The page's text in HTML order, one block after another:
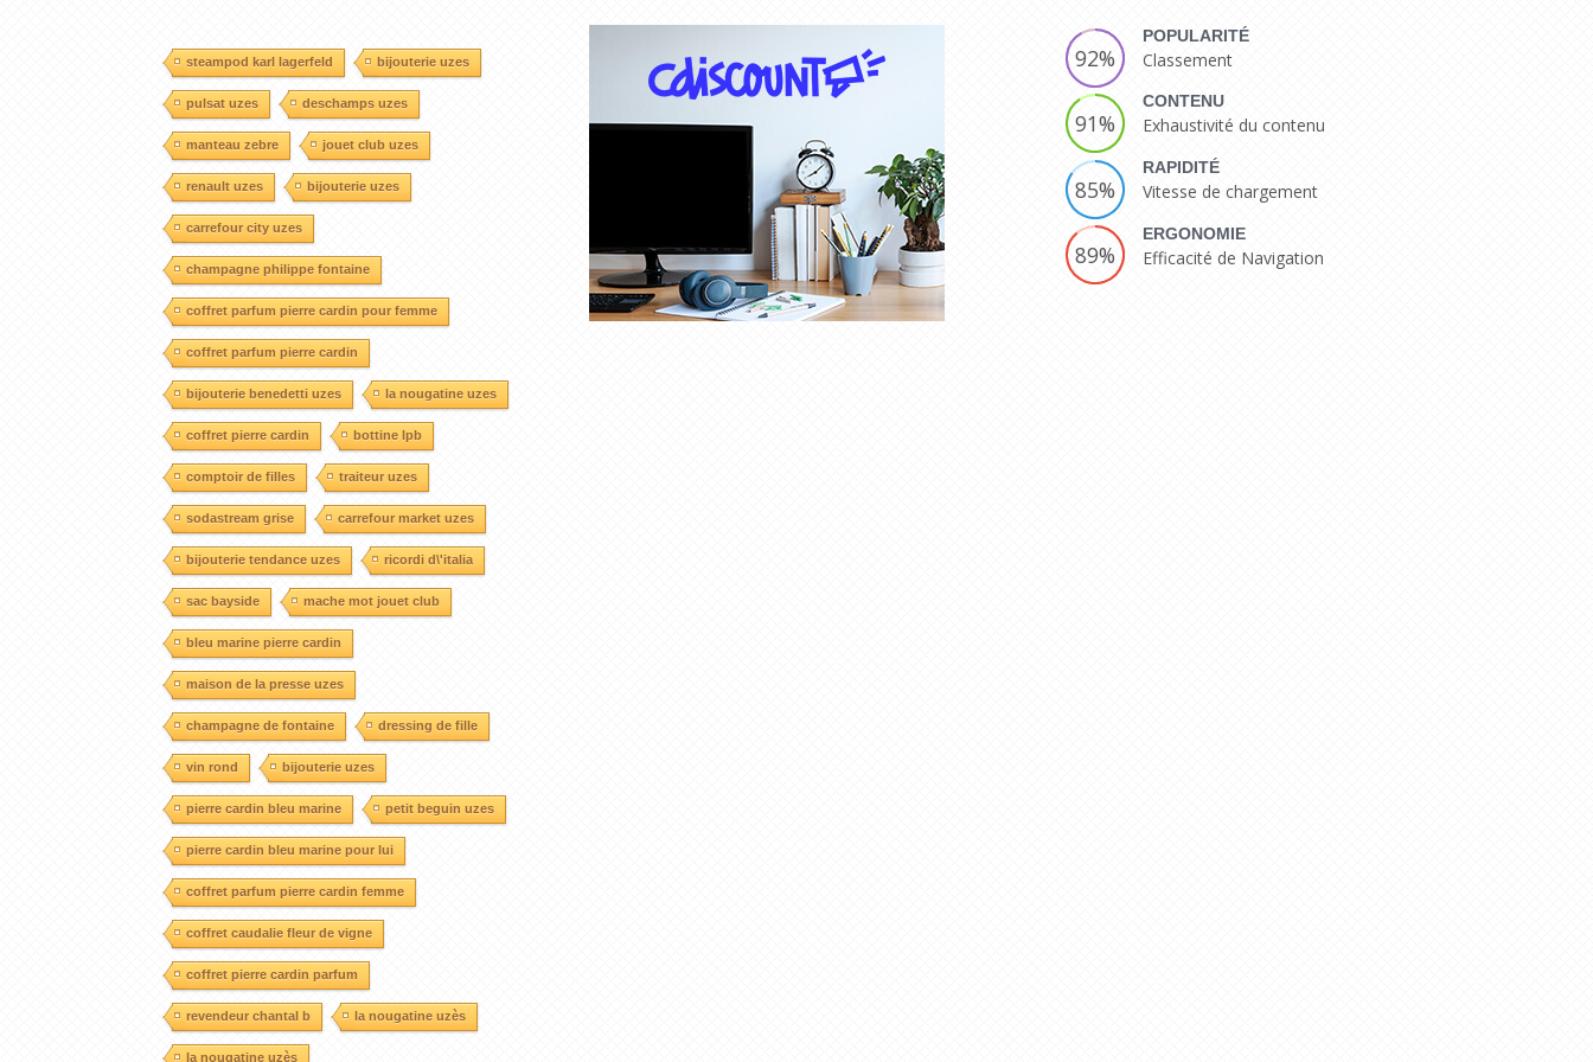
steampod karl lagerfeld bijouterie uzes
pulsat uzes deschamps uzes
manteau zebre jouet club uzes
renault uzes bijouterie uzes
carrefour city uzes
champagne philippe fontaine
coffret parfum pierre cardin pour femme
coffret parfum pierre cardin
bijouterie benedetti uzes la nougatine uzes
coffret pierre cardin bottine lpb
comptoir de filles traiteur uzes
sodastream grise carrefour market uzes
bijouterie tendance uzes ricordi d\'italia
sac bayside mache mot jouet club
bleu marine pierre cardin
maison de la presse uzes
champagne de fontaine dressing de fille
vin rond bijouterie uzes
pierre cardin bleu marine petit beguin uzes
pierre cardin bleu marine pour lui
coffret parfum pierre cardin femme
coffret caudalie fleur de vigne
coffret pierre cardin parfum
revendeur chantal b la nougatine uzès
la nougatine uzès
92%
POPULARITÉ
Classement
91%
CONTENU
Exhaustivité du contenu
85%
RAPIDITÉ
Vitesse de chargement
89%
ERGONOMIE
Efficacité de Navigation